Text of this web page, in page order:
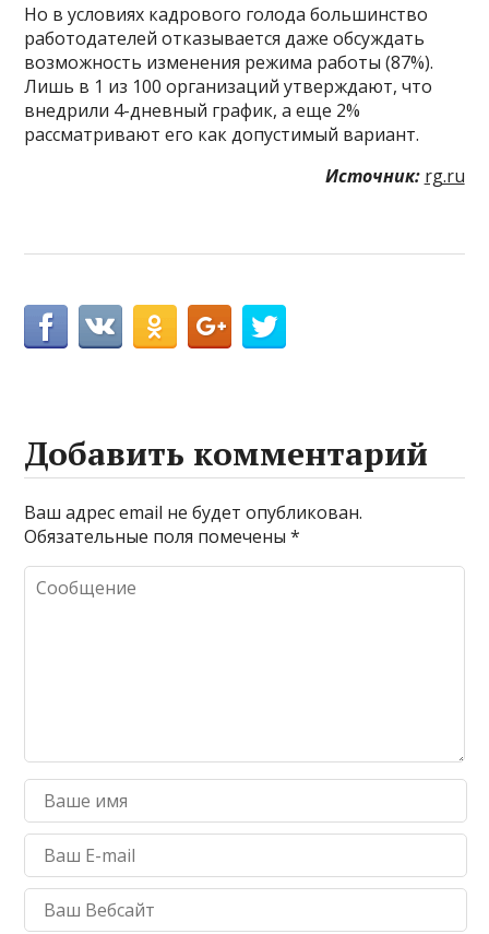
Но в условиях кадрового голода большинство
работодателей отказывается даже обсуждать
возможность изменения режима работы (87%).
Лишь в 1 из 100 организаций утверждают, что
внедрили 4-дневный график, а еще 2%
рассматривают его как допустимый вариант.
Источник: rg.ru
Добавить комментарий
Ваш адрес email не будет опубликован.
Обязательные поля помечены*